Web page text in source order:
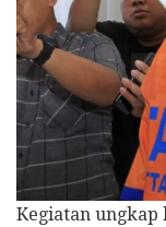
Kegiatan ungkap